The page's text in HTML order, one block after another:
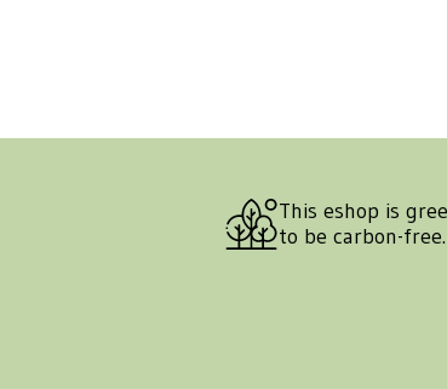
This eshop is
to be carbon-free.